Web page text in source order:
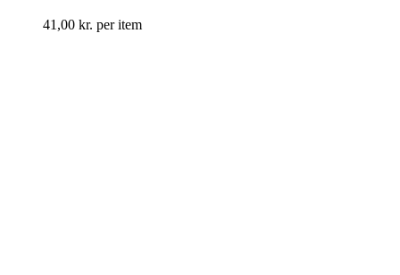
41,00 kr. per item